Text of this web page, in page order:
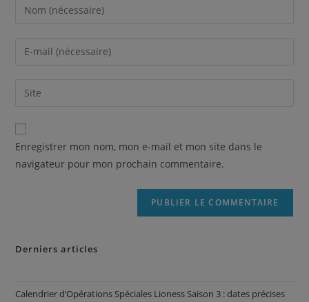
Enregistrer mon nom, mon e-mail et mon site dans le
navigateur pour mon prochain commentaire.
Derniers articles
Calendrier d’Opérations Spéciales Lioness Saison 3 : dates précises